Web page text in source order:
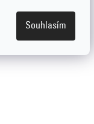
Souhlasím